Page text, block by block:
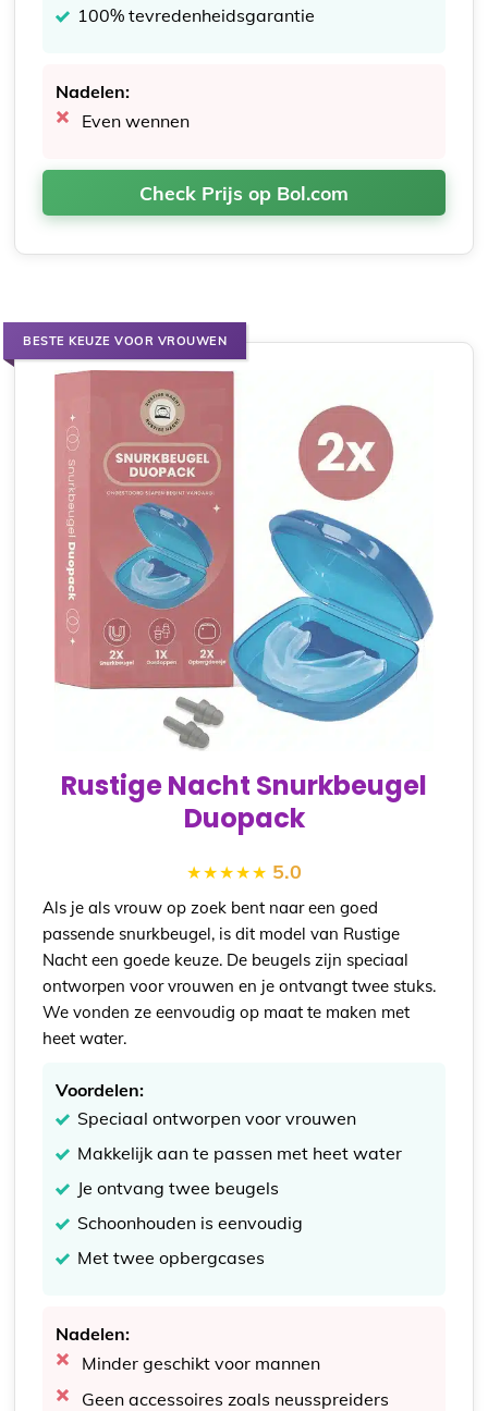
100% tevredenheidsgarantie
Nadelen:
Even wennen
Check Prijs op Bol.com
BESTE KEUZE VOOR VROUWEN
Rustige Nacht Snurkbeugel
Duopack
5.0
Als je als vrouw op zoek bent naar een goed
passende snurkbeugel, is dit model van Rustige
Nacht een goede keuze. De beugels zijn speciaal
ontworpen voor vrouwen en je ontvangt twee stuks.
We vonden ze eenvoudig op maat te maken met
heet water.
Voordelen:
Speciaal ontworpen voor vrouwen
Makkelijk aan te passen met heet water
Je ontvang twee beugels
Schoonhouden is eenvoudig
Met twee opbergcases
Nadelen:
Minder geschikt voor mannen
Geen accessoires zoals neusspreiders